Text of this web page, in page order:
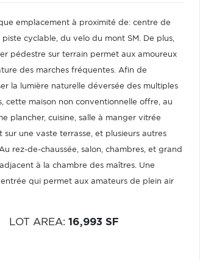
emplacement à proximité de: centre de
piste cyclable, du velo du mont SM. De plus,
pédestre sur terrain permet aux amoureux
des marches fréquentes. Afin de
la lumière naturelle déversée des multiples
cette maison non conventionnelle offre, au
plancher, cuisine, salle à manger vitrée
sur une vaste terrasse, et plusieurs autres
rez-de-chaussée, salon, chambres, et grand
à la chambre des maîtres. Une
qui permet aux amateurs de plein air
addenda)
LOT AREA: 16,993 SF